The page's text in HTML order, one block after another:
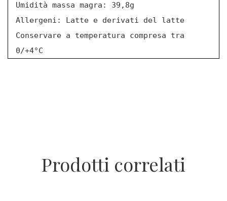
Umidità massa magra: 39,8g
Allergeni: Latte e derivati del latte
Conservare a temperatura compresa tra
0/+4°C
Prodotti correlati